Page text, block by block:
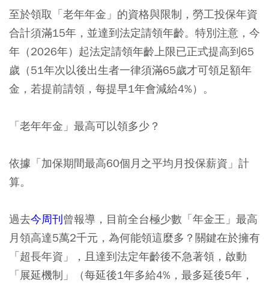
至於領取「老年年金」的資格與限制，勞工投保年資
合計須滿15年，並達到法定請領年齡。特別注意，今
年（2026年）起法定請領年齡上限已正式提高到65
歲（51年次以後出生者一律須滿65歲才可領足額年
金，若提前請領，每提早1年會減給4%）。
「老年年金」最高可以領多少？
依據「加保期間最高60個月之平均月投保薪資」計
算。
過去今周刊曾報導，目前全台極少數「年金王」最高
月領高達5萬2千元，為何能領這麼多？關鍵在於擁有
「超長年資」，且達到法定年齡後不急著領，啟動
「展延機制」（每延後1年多給4%，最多延後5年，